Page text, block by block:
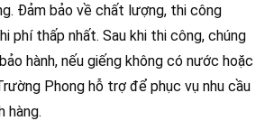
Đảm bảo về chất lượng, thi công
phí thấp nhất. Sau khi thi công, chúng
hành, nếu giếng không có nước hoặc
Phong hỗ trợ để phục vụ nhu cầu
hàng.